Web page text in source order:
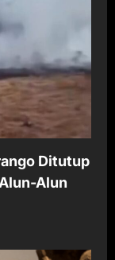
Ditutup
Alun